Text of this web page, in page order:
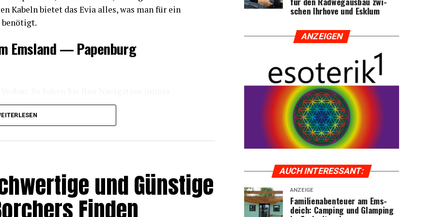
Kabeln bie­tet das Evia alles, was man für ein
benötigt.
Ems­land — Papenburg
benutzerfreundlich.
Akku sind mit­tig im Rad posi­tio­niert.
und Güns­ti­ge
Finden
schen Ihr­ho­ve und Esklum
ANZEI­GEN
AUCH INTER­ES­SANT:
ANZEIGE
Fami­li­en­aben­teu­er am Ems­
deich: Cam­ping und Glam­ping